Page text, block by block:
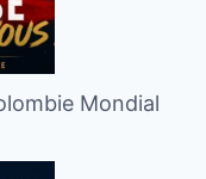
Mondial